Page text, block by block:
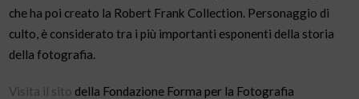
che ha poi creato la Robert Frank Collection. Personaggio di
culto, è considerato tra i più importanti esponenti della storia
della fotografia.
Visita il sito della Fondazione Forma per la Fotografia